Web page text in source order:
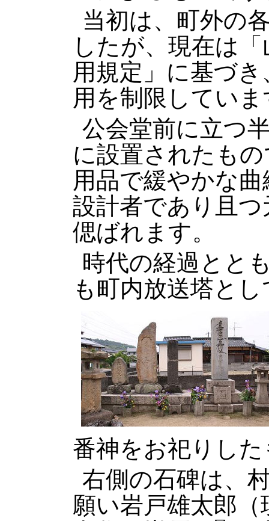
当初は、町外の
したが、現在は
用規定」に基づ
用を制限していま
公会堂前に立つ
に設置されたも
用品で緩やかな
設計者であり且
偲ばれます。
時代の経過とと
も町内放送塔と
番神をお祀りし
右側の石碑は、
願い岩戸雄太郎